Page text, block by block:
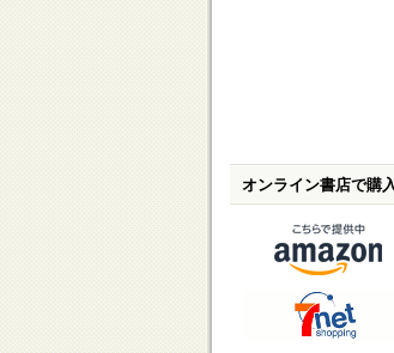
オンライン書店で購